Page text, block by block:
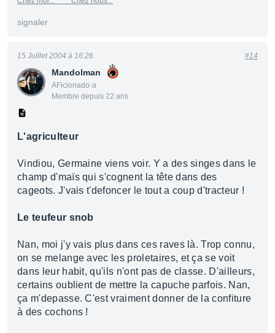
signaler
Mandolman
AFicionado·a
Membre depuis 22 ans
15 Juillet 2004 à 16:26 #14
L'agriculteur
Vindiou, Germaine viens voir. Y a des singes dans le
champ d'maïs qui s'cognent la tête dans des
cageots. J'vais t'defoncer le tout a coup d'tracteur !
Le teufeur snob
Nan, moi j'y vais plus dans ces raves là. Trop connu,
on se melange avec les proletaires, et ça se voit
dans leur habit, qu'ils n'ont pas de classe. D'ailleurs,
certains oublient de mettre la capuche parfois. Nan,
ça m'depasse. C'est vraiment donner de la confiture
à des cochons !